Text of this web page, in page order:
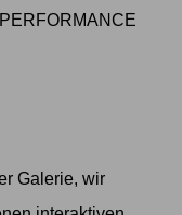
Galerie, wir